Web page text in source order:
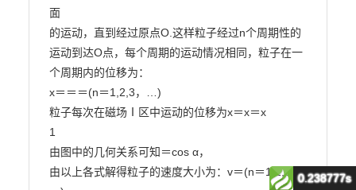
面
的运动，直到经过原点O.这样粒子经过n个周期性的
运动到达O点，每个周期的运动情况相同，粒子在一
个周期内的位移为：
x＝＝＝(n＝1,2,3，…)
粒子每次在磁场Ⅰ区中运动的位移为x＝x＝x
1
由图中的几何关系可知＝cos α，
由以上各式解得粒子的速度大小为：v＝(n＝1,2,3，0.238777s